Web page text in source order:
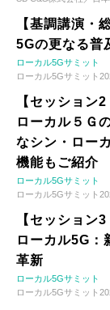
【基調講演・
5Gの更なる普
ローカル5Gサミット
ローカル5Gサミット
【セッション
ローカル５Ｇ
なシン・ロー
機能もご紹介
ローカル5Gサミット
ローカル5Gサミット
【セッション
ローカル5G：
革新
ローカル5Gサミット
ローカル5Gサミット